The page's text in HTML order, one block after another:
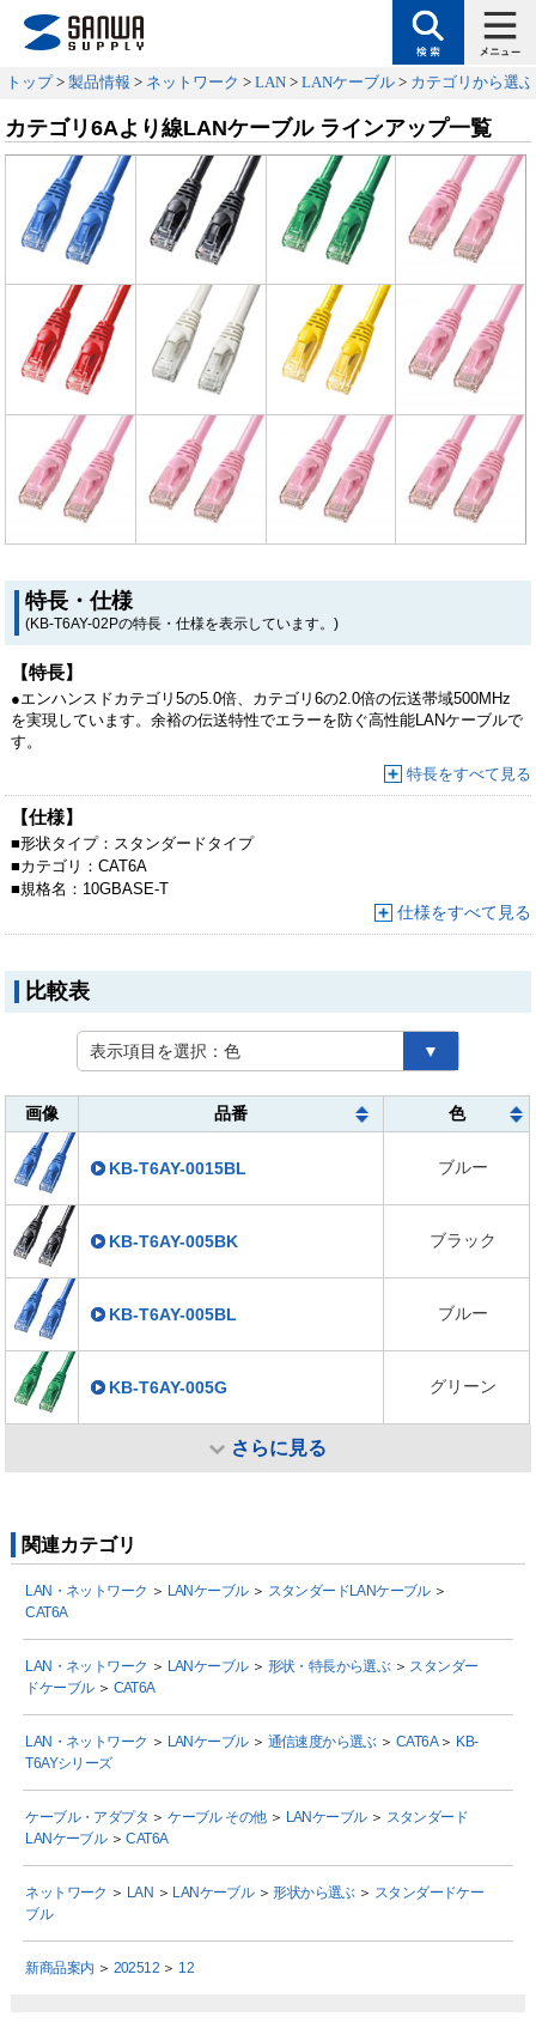
トップ > 製品情報 > ネットワーク > LAN > LANケーブル > カテゴリから選ぶ
カテゴリ6Aより線LANケーブル ラインアップ一覧
特長・仕様
(KB-T6AY-02Pの特長・仕様を表示しています。)
【特長】
●エンハンスドカテゴリ5の5.0倍、カテゴリ6の2.0倍の伝送帯域500MHz
を実現しています。余裕の伝送特性でエラーを防ぐ高性能LANケーブルで
す。
●10ギガビットイーサーネットにも完全対応しているので、これからの超
●ケーブル太さ6.0mmでも、より線仕様でやわらか。取り回しがしやすい
LANケーブルです。
特長をすべて見る
【仕様】
■形状タイプ： スタンダードタイプ
■カテゴリ：CAT6A
■規格名： 10GBASE-T
仕様をすべて見る
比較表
表示項目を選択：色 ▼
画像 品番 色
KB-T6AY-0015BL ブルー
KB-T6AY-005BK ブラック
KB-T6AY-005BL ブルー
KB-T6AY-005G グリーン
さらに見る
関連カテゴリ
LAN・ネットワーク ＞ LANケーブル＞ スタンダードLANケーブル＞
CAT6A
LAN・ネットワーク ＞ LANケーブル＞ 形状・特長から選ぶ＞ スタンダー
ドケーブル＞ CAT6A
LAN・ネットワーク ＞ LANケーブル＞ 通信速度から選ぶ＞ CAT6A＞ KB-
T6AYシリーズ
ケーブル・アダプタ ＞ケーブル その他＞ LANケーブル＞ スタンダード
LANケーブル＞CAT6A
ネットワーク ＞ LAN ＞ LANケーブル＞形状から選ぶ＞ スタンダードケー
ブル
新商品案内 ＞ 202512＞ 12